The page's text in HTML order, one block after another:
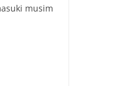
musim